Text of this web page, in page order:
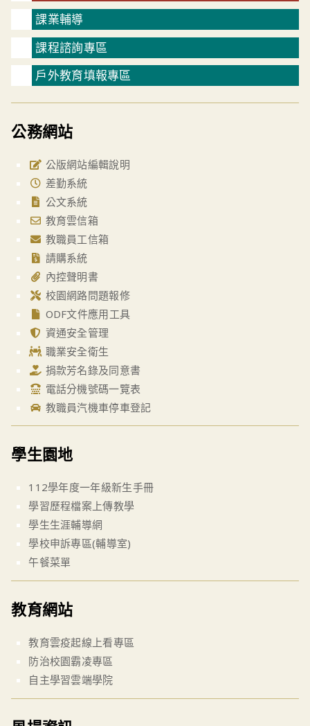
課業輔導
課程諮詢專區
戶外教育填報專區
公務網站
公版網站編輯說明
差勤系統
公文系統
教育雲信箱
教職員工信箱
請購系統
內控聲明書
校園網路問題報修
ODF文件應用工具
資通安全管理
職業安全衛生
捐款芳名錄及同意書
電話分機號碼一覽表
教職員汽機車停車登記
學生園地
112學年度一年級新生手冊
學習歷程檔案上傳教學
學生生涯輔導網
學校申訴專區(輔導室)
午餐菜單
教育網站
教育雲疫起線上看專區
防治校園霸凌專區
自主學習雲端學院